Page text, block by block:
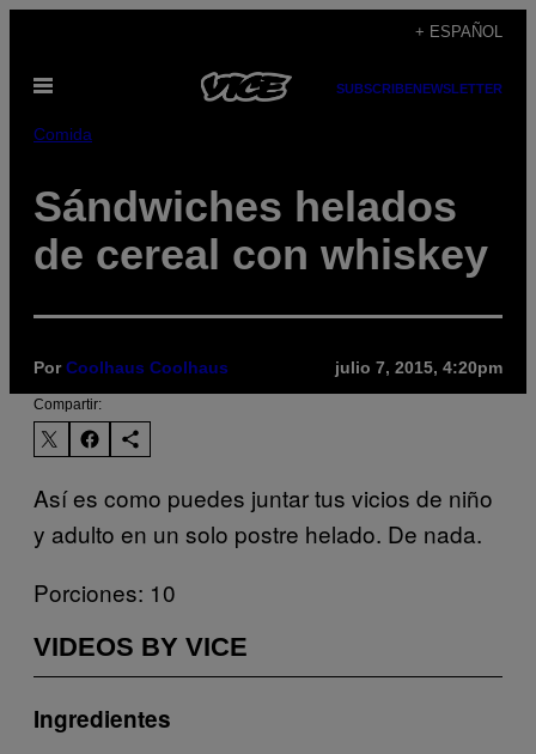
contenido
+ ESPAÑOL
Abrir
SUBSCRIBENEWSLETTER
Comida
Sándwiches helados
de cereal con whiskey
PorCoolhaus Coolhaus julio 7, 2015, 4:20pm
Compartir:
Así es como puedes juntar tus vicios de niño
y adulto en un solo postre helado. De nada.
Porciones: 10
VIDEOS BY VICE
Ingredientes